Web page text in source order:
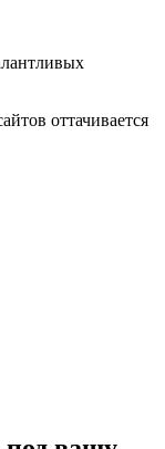
оттачивается